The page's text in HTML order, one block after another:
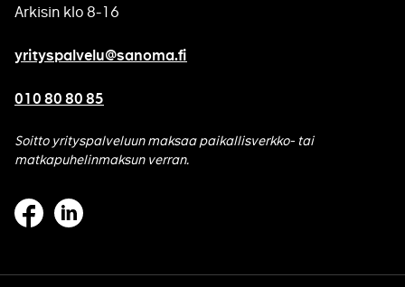
Arkisin klo 8-16
yrityspalvelu@sanoma.fi
010 80 80 85
Soitto yrityspalveluun maksaa paikallisverkko- tai
matkapuhelinmaksun verran.